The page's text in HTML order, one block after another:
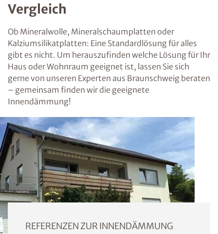
Vergleich
Ob Mineralwolle, Mineralschaumplatten oder
Kalziumsilikatplatten: Eine Standardlösung für alles
gibt es nicht. Um herauszufinden welche Lösung für Ihr
Haus oder Wohnraum geeignet ist, lassen Sie sich
gerne von unseren Experten aus Braunschweig beraten
– gemeinsam finden wir die geeignete
Innendämmung!
REFERENZEN ZUR INNENDÄMMUNG